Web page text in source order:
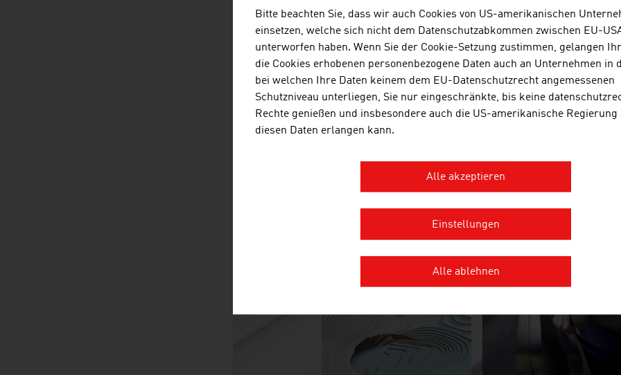
Österreich ist Heimat unzähliger Wintersportpionier:innen.
und Expertise nimmt die Alpenrepublik weltweit die Rolle der
Meisterexporteurin in der Wintersportbranche ein. Wir
innovativen Wintersportunternehmen, Zukunftstrends und
Wintersportexpert:innen.
Wintersport der
Zukunft
Bitte beachten Sie, dass wir auch Cookies von US-amerikanischen
einsetzen, welche sich nicht dem Datenschutzabkommen zwischen EU-
unterworfen haben. Wenn Sie der Cookie-Setzung zustimmen, gelangen
die Cookies erhobenen personenbezogene Daten auch an Unternehmen in
bei welchen Ihre Daten keinem dem EU-Datenschutzrecht angemessenen
Schutzniveau unterliegen, Sie nur eingeschränkte, bis keine
Rechte genießen und insbesondere auch die US-amerikanische Regierung
diesen Daten erlangen kann.
Alle akzeptieren
Einstellungen
Alle ablehnen